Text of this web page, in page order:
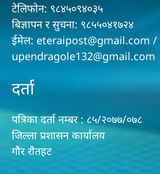
टेलिफोन: ९८४५०९४०३५
बिज्ञापन र सुचना: ९८५५०४१७२४
ईमेल: eteraipost@gmail.com /
upendragole132@gmail.com
दर्ता
पत्रिका दर्ता नम्बर : ८५/२०७७/०७८
जिल्ला प्रशासन कार्यालय
गौर राैतहट